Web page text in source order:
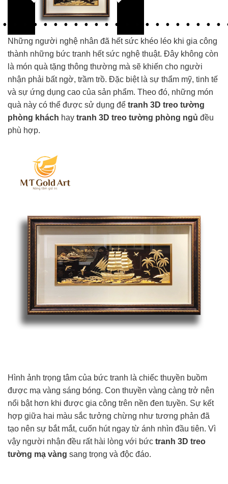
Những người nghệ nhân đã hết sức khéo léo khi gia công
thành những bức tranh hết sức nghệ thuật. Đây không còn
là món quà tặng thông thường mà sẽ khiến cho người
nhận phải bất ngờ, trầm trồ. Đặc biệt là sự thẩm mỹ, tinh tế
và sự ứng dụng cao của sản phẩm. Theo đó, những món
quà này có thể được sử dụng để tranh 3D treo tường
phòng khách hay tranh 3D treo tường phòng ngủ đều
phù hợp.
Hình ảnh trọng tâm của bức tranh là chiếc thuyền buồm
được mạ vàng sáng bóng. Con thuyền vàng càng trở nên
nổi bật hơn khi được gia công trên nền đen tuyền. Sự kết
hợp giữa hai màu sắc tưởng chừng như tương phản đã
tạo nên sự bắt mắt, cuốn hút ngay từ ánh nhìn đầu tiên. Vì
vậy người nhận đều rất hài lòng với bức tranh 3D treo
tường mạ vàng sang trọng và độc đáo.